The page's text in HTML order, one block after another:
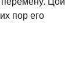
пор его